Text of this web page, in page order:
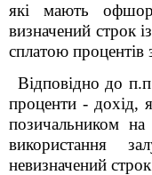
які мають
визначений строк
сплатою
Відповідно до
проценти - дохід,
позичальником
використання
невизначений